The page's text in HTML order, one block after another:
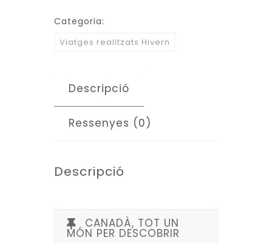
Categoria:
Viatges realitzats Hivern
Descripció
Ressenyes (0)
Descripció
CANADÀ, TOT UN
MÓN PER DESCOBRIR